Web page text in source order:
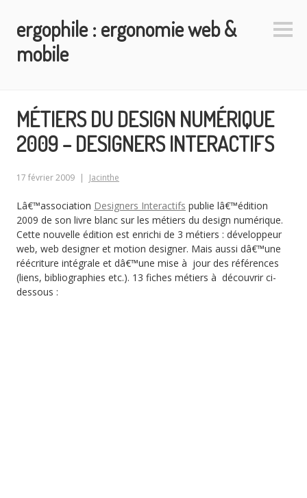
contenu
principal
ergophile : ergonomie web &
mobile
MÉTIERS DU DESIGN NUMÉRIQUE
2009 – DESIGNERS INTERACTIFS
17 février 2009 Jacinthe
Lâ€™association Designers Interactifs publie lâ€™édition
2009 de son livre blanc sur les métiers du design numérique.
Cette nouvelle édition est enrichi de 3 métiers : développeur
web, web designer et motion designer. Mais aussi dâ€™une
réécriture intégrale et dâ€™une mise à jour des références
(liens, bibliographies etc.). 13 fiches métiers à découvrir ci-
dessous :